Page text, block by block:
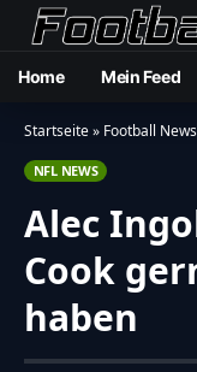
Home Mein Feed
Startseite» Football News
NFL NEWS
Alec
Cook
haben